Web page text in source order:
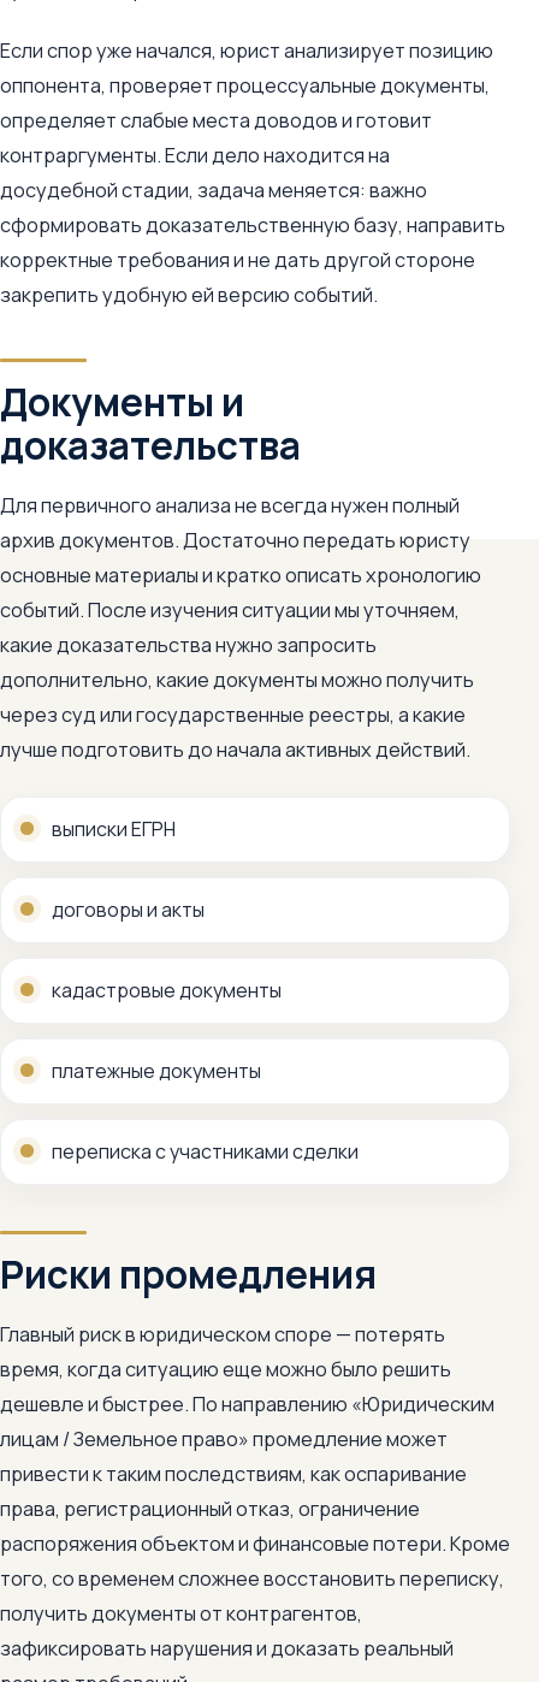
Если спор уже начался, юрист анализирует позицию
оппонента, проверяет процессуальные документы,
определяет слабые места доводов и готовит
контраргументы. Если дело находится на
досудебной стадии, задача меняется: важно
сформировать доказательственную базу, направить
корректные требования и не дать другой стороне
закрепить удобную ей версию событий.
Документы и
доказательства
Для первичного анализа не всегда нужен полный
архив документов. Достаточно передать юристу
основные материалы и кратко описать хронологию
событий. После изучения ситуации мы уточняем,
какие доказательства нужно запросить
дополнительно, какие документы можно получить
через суд или государственные реестры, а какие
лучше подготовить до начала активных действий.
выписки ЕГРН
договоры и акты
кадастровые документы
платежные документы
переписка с участниками сделки
Риски промедления
Главный риск в юридическом споре — потерять
время, когда ситуацию еще можно было решить
дешевле и быстрее. По направлению «Юридическим
лицам / Земельное право» промедление может
привести к таким последствиям, как оспаривание
права, регистрационный отказ, ограничение
распоряжения объектом и финансовые потери. Кроме
того, со временем сложнее восстановить переписку,
получить документы от контрагентов,
зафиксировать нарушения и доказать реальный